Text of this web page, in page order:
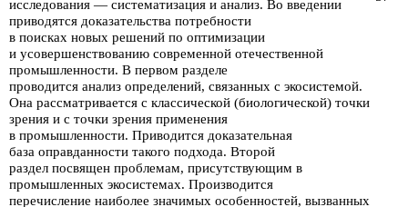
исследования — систематизация и анализ. Во введении
приводятся доказательства потребности
в поисках новых решений по оптимизации
и усовершенствованию современной отечественной
промыш­ленности. В первом разделе
проводится анализ определений, связанных с эко­системой.
Она рассматривается с классической (биологической) точки
зрения и с точки зрения применения
в промышленности. Приводится доказательная
база оправданности такого подхода. Второй
раздел посвящен проблемам, присутствующим в
промышленных экосистемах. Производится
перечисле­ние наиболее значимых особенностей, вызванных